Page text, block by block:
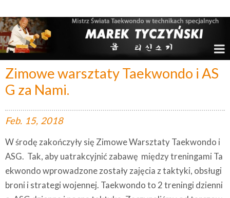
Zimowe warsztaty Taekwondo i AS
G za Nami.
Feb. 15, 2018
W środę zakończyły się Zimowe Warsztaty Taekwondo i
ASG. Tak, aby uatrakcyjnić zabawę między treningami Ta
ekwondo wprowadzone zostały zajęcia z taktyki, obsługi
broni i strategi wojennej. Taekwondo to 2 treningi dzienni